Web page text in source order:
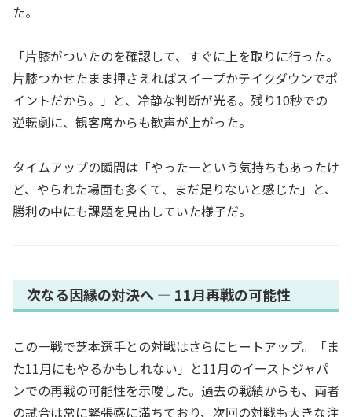
た。
「片膝がついたのを確認して、すぐに上を取りに行った。
片膝つかせたまま押さえればスイープかテイクダウンでポ
イントだから。」と、冷静な判断が光る。残り10秒での
逆転劇に、観客席からも歓声が上がった。
タイムアップの瞬間は「やったーという気持ちもあったけ
ど、やられた場面も多くて、まだ足りないと感じた」と、
勝利の中にも課題を見出していた様子だ。
次なる因縁の対決へ ― 11月再戦の可能性
この一戦で芝本選手との対戦はさらにヒートアップ。「ま
た11月にもやるかもしれない」と11月のイーストジャパ
ンでの再戦の可能性を示唆した。過去の戦績からも、両者
の試合は常に緊張感に満ちており、次回の対戦も大きな注